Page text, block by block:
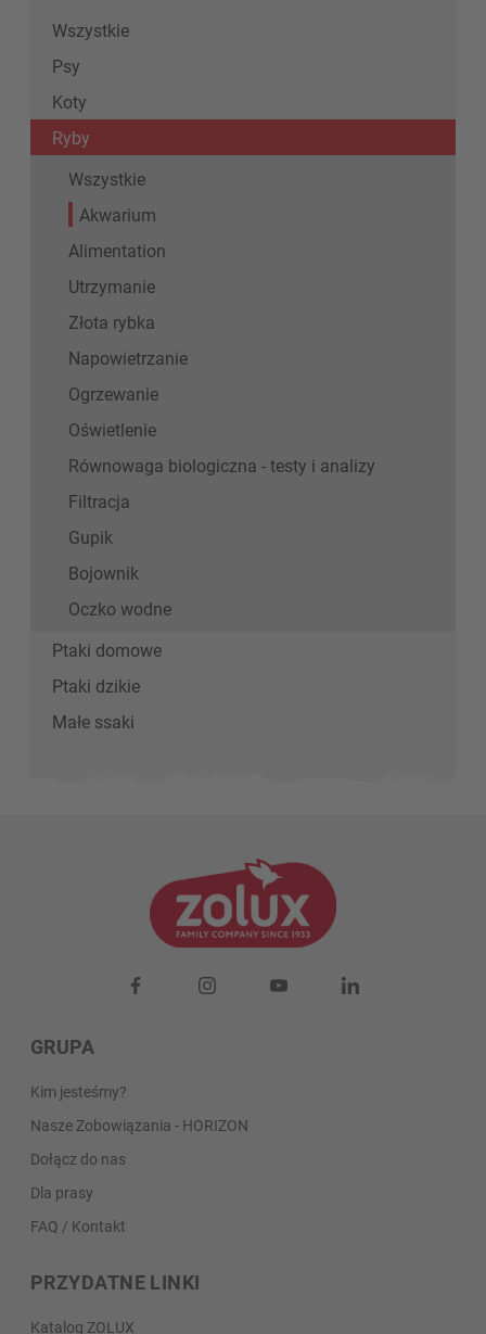
Wszystkie
Psy
Koty
Ryby
Wszystkie
Akwarium
Alimentation
Utrzymanie
Złota rybka
Napowietrzanie
Ogrzewanie
Oświetlenie
Równowaga biologiczna - testy i analizy
Filtracja
Gupik
Bojownik
Oczko wodne
Ptaki domowe
Ptaki dzikie
Małe ssaki
GRUPA
Kim jesteśmy?
Nasze Zobowiązania - HORIZON
Dołącz do nas
Dla prasy
FAQ / Kontakt
PRZYDATNE LINKI
Katalog ZOLUX